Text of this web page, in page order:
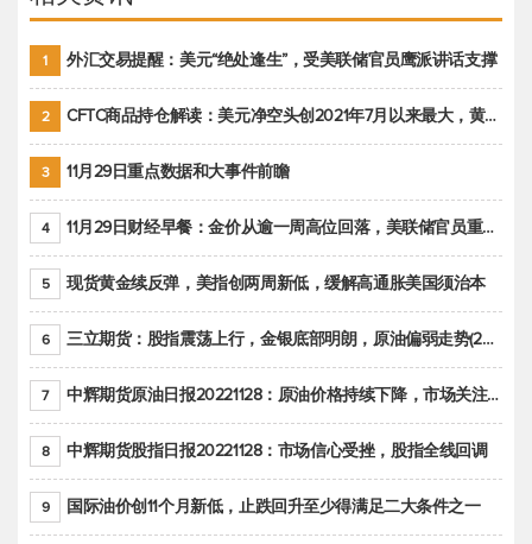
1 外汇交易提醒：美元“绝处逢生”，受美联储官员鹰派讲话支撑
2 CFTC商品持仓解读：美元净空头创2021年7月以来最大，黄金期货投机性净多头头寸减少
3 11月29日重点数据和大事件前瞻
4 11月29日财经早餐：金价从逾一周高位回落，美联储官员重申鹰派立场推动美元回升
5 现货黄金续反弹，美指创两周新低，缓解高通胀美国须治本
6 三立期货：股指震荡上行，金银底部明朗，原油偏弱走势(20221128收评)
7 中辉期货原油日报20221128：原油价格持续下降，市场关注OPEC+新一轮产能政策
8 中辉期货股指日报20221128：市场信心受挫，股指全线回调
9 国际油价创11个月新低，止跌回升至少得满足二大条件之一